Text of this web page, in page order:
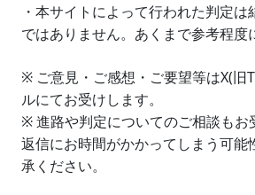
・本サイトによって行われた判定
ではありません。あくまで参考程度
※ ご意見・ご感想・ご要望等はX(
ルにてお受けします。
※ 進路や判定についてのご相談もお
返信にお時間がかかってしまう可能
承ください。